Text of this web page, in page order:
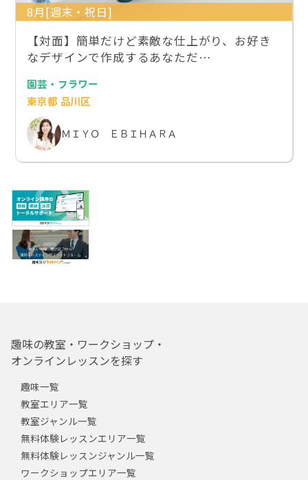
8月[週末・祝日]
【対面】簡単だけど素敵な仕上がり、お好き
なデザインで作成するあなただ…
園芸・フラワー
東京都 品川区
ＭＩＹＯ ＥＢＩＨＡＲＡ
趣味の教室・ワークショップ・
オンラインレッスンを探す
趣味一覧
教室エリア一覧
教室ジャンル一覧
無料体験レッスンエリア一覧
無料体験レッスンジャンル一覧
ワークショップエリア一覧